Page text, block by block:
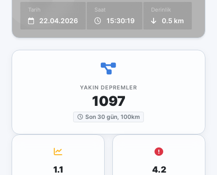
Tarih
22.04.2026
Saat
15:30:19
Derinlik
0.5 km
YAKIN DEPREMLER
1097
Son 30 gün, 100km
1.1 4.2